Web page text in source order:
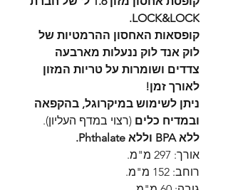
LOCK&LOCK.
קופסאות האחסון ההרמטיות של
לוק אנד לוק ננעלות מארבעה
צדדים ושומרות על טריות המזון
לאורך זמן!
ניתן לשימוש במיקרוגל, בהקפאה
ובמדיח כלים (רצוי במדף העליון).
ללא BPA וללא Phthalate.
אורך: 297 מ"מ.
רוחב: 152 מ"מ.